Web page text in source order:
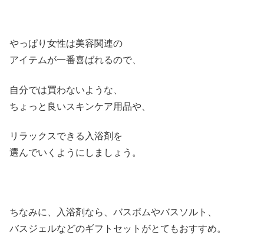
やっぱり女性は美容関連の
アイテムが一番喜ばれるので、
自分では買わないような、
ちょっと良いスキンケア用品や、
リラックスできる入浴剤を
選んでいくようにしましょう。
ちなみに、入浴剤なら、バスボムやバスソルト、
バスジェルなどのギフトセットがとてもおすすめ。